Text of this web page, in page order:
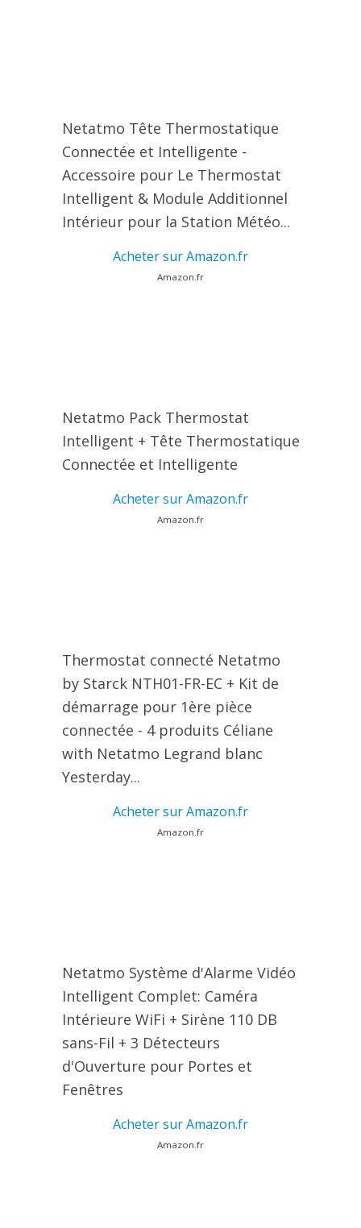
Netatmo Tête Thermostatique
Connectée et Intelligente -
Accessoire pour Le Thermostat
Intelligent & Module Additionnel
Intérieur pour la Station Météo...
Acheter sur Amazon.fr
Amazon.fr
Netatmo Pack Thermostat
Intelligent + Tête Thermostatique
Connectée et Intelligente
Acheter sur Amazon.fr
Amazon.fr
Thermostat connecté Netatmo
by Starck NTH01-FR-EC + Kit de
démarrage pour 1ère pièce
connectée - 4 produits Céliane
with Netatmo Legrand blanc
Yesterday...
Acheter sur Amazon.fr
Amazon.fr
Netatmo Système d'Alarme Vidéo
Intelligent Complet: Caméra
Intérieure WiFi + Sirène 110 DB
sans-Fil + 3 Détecteurs
d'Ouverture pour Portes et
Fenêtres
Acheter sur Amazon.fr
Amazon.fr